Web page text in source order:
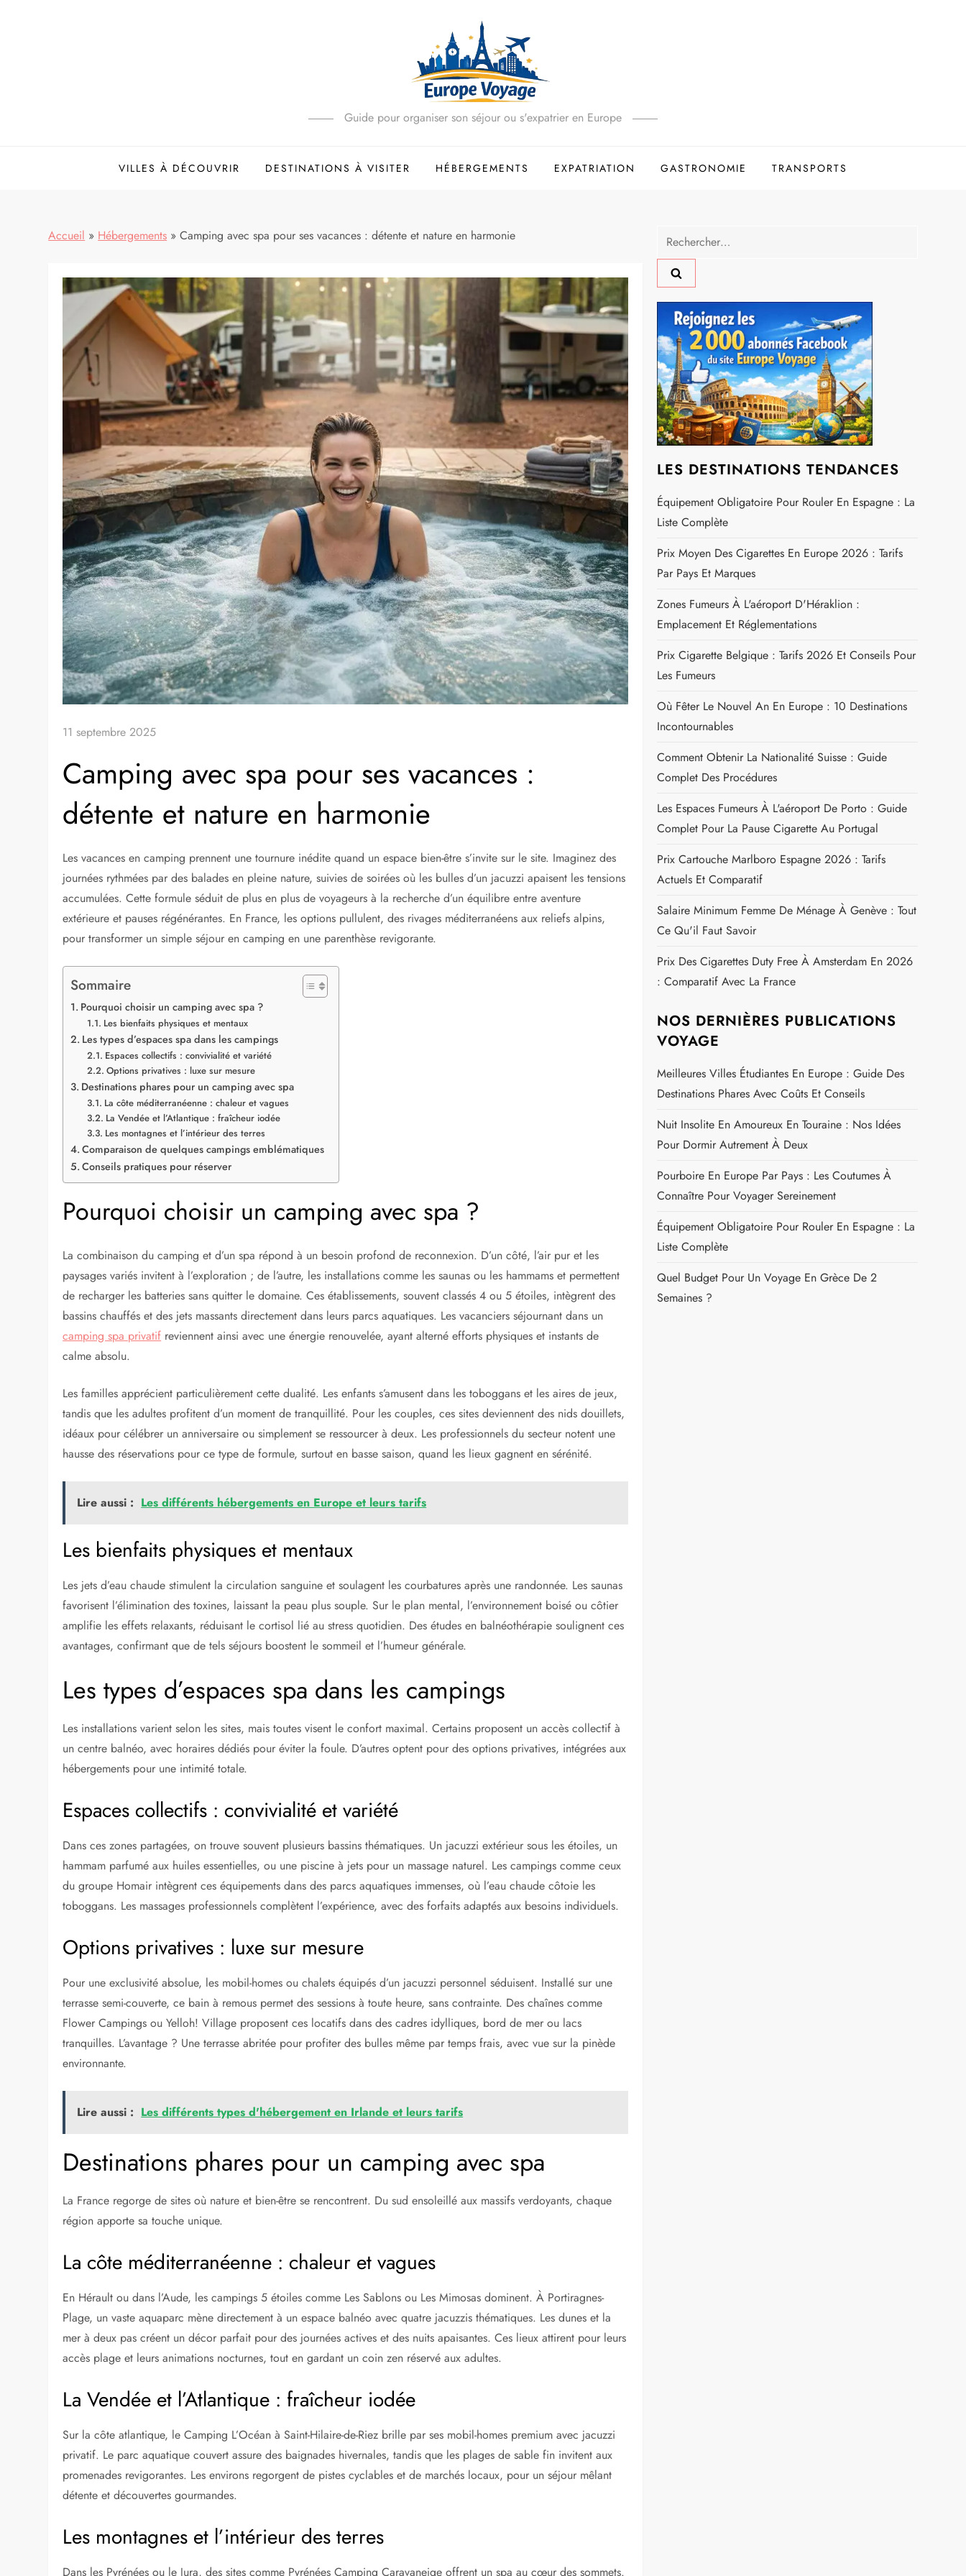
Guide pour organiser son séjour ou s'expatrier en Europe
VILLES À DÉCOUVRIR DESTINATIONS À VISITER HÉBERGEMENTS EXPATRIATION GASTRONOMIE TRANSPORTS
Accueil » Hébergements »Camping avec spa pour ses vacances : détente et nature en harmonie
11 septembre 2025
Camping avec spa pour ses vacances :
détente et nature en harmonie
Les vacances en camping prennent une tournure inédite quand un espace bien-être s’invite sur le site. Imaginez des
journées rythmées par des balades en pleine nature, suivies de soirées où les bulles d’un jacuzzi apaisent les tensions
accumulées. Cette formule séduit de plus en plus de voyageurs à la recherche d’un équilibre entre aventure
extérieure et pauses régénérantes. En France, les options pullulent, des rivages méditerranéens aux reliefs alpins,
pour transformer un simple séjour en camping en une parenthèse revigorante.
Sommaire
Pourquoi choisir un camping avec spa ?
Les bienfaits physiques et mentaux
Les types d’espaces spa dans les campings
Espaces collectifs : convivialité et variété
Options privatives : luxe sur mesure
Destinations phares pour un camping avec spa
La côte méditerranéenne : chaleur et vagues
La Vendée et l’Atlantique : fraîcheur iodée
Les montagnes et l’intérieur des terres
Comparaison de quelques campings emblématiques
Conseils pratiques pour réserver
Pourquoi choisir un camping avec spa ?
La combinaison du camping et d’un spa répond à un besoin profond de reconnexion. D’un côté, l’air pur et les
paysages variés invitent à l’exploration ; de l’autre, les installations comme les saunas ou les hammams et permettent
de recharger les batteries sans quitter le domaine. Ces établissements, souvent classés 4 ou 5 étoiles, intègrent des
bassins chauffés et des jets massants directement dans leurs parcs aquatiques. Les vacanciers séjournant dans un
camping spa privatif reviennent ainsi avec une énergie renouvelée, ayant alterné efforts physiques et instants de
calme absolu.
Les familles apprécient particulièrement cette dualité. Les enfants s’amusent dans les toboggans et les aires de jeux,
tandis que les adultes profitent d’un moment de tranquillité. Pour les couples, ces sites deviennent des nids douillets,
idéaux pour célébrer un anniversaire ou simplement se ressourcer à deux. Les professionnels du secteur notent une
hausse des réservations pour ce type de formule, surtout en basse saison, quand les lieux gagnent en sérénité.
Lire aussi : Les différents hébergements en Europe et leurs tarifs
Les bienfaits physiques et mentaux
Les jets d’eau chaude stimulent la circulation sanguine et soulagent les courbatures après une randonnée. Les saunas
favorisent l’élimination des toxines, laissant la peau plus souple. Sur le plan mental, l’environnement boisé ou côtier
amplifie les effets relaxants, réduisant le cortisol lié au stress quotidien. Des études en balnéothérapie soulignent ces
avantages, confirmant que de tels séjours boostent le sommeil et l’humeur générale.
Les types d’espaces spa dans les campings
Les installations varient selon les sites, mais toutes visent le confort maximal. Certains proposent un accès collectif à
un centre balnéo, avec horaires dédiés pour éviter la foule. D’autres optent pour des options privatives, intégrées aux
hébergements pour une intimité totale.
Espaces collectifs : convivialité et variété
Dans ces zones partagées, on trouve souvent plusieurs bassins thématiques. Un jacuzzi extérieur sous les étoiles, un
hammam parfumé aux huiles essentielles, ou une piscine à jets pour un massage naturel. Les campings comme ceux
du groupe Homair intègrent ces équipements dans des parcs aquatiques immenses, où l’eau chaude côtoie les
toboggans. Les massages professionnels complètent l’expérience, avec des forfaits adaptés aux besoins individuels.
Options privatives : luxe sur mesure
Pour une exclusivité absolue, les mobil-homes ou chalets équipés d’un jacuzzi personnel séduisent. Installé sur une
terrasse semi-couverte, ce bain à remous permet des sessions à toute heure, sans contrainte. Des chaînes comme
Flower Campings ou Yelloh! Village proposent ces locatifs dans des cadres idylliques, bord de mer ou lacs
tranquilles. L’avantage ? Une terrasse abritée pour profiter des bulles même par temps frais, avec vue sur la pinède
environnante.
Lire aussi : Les différents types d'hébergement en Irlande et leurs tarifs
Destinations phares pour un camping avec spa
La France regorge de sites où nature et bien-être se rencontrent. Du sud ensoleillé aux massifs verdoyants, chaque
région apporte sa touche unique.
La côte méditerranéenne : chaleur et vagues
En Hérault ou dans l’Aude, les campings 5 étoiles comme Les Sablons ou Les Mimosas dominent. À Portiragnes-
Plage, un vaste aquaparc mène directement à un espace balnéo avec quatre jacuzzis thématiques. Les dunes et la
mer à deux pas créent un décor parfait pour des journées actives et des nuits apaisantes. Ces lieux attirent pour leurs
accès plage et leurs animations nocturnes, tout en gardant un coin zen réservé aux adultes.
La Vendée et l’Atlantique : fraîcheur iodée
Sur la côte atlantique, le Camping L’Océan à Saint-Hilaire-de-Riez brille par ses mobil-homes premium avec jacuzzi
privatif. Le parc aquatique couvert assure des baignades hivernales, tandis que les plages de sable fin invitent aux
promenades revigorantes. Les environs regorgent de pistes cyclables et de marchés locaux, pour un séjour mêlant
détente et découvertes gourmandes.
Les montagnes et l’intérieur des terres
Dans les Pyrénées ou le Jura, des sites comme Pyrénées Camping Caravaneige offrent un spa au cœur des sommets.
Rechercher :
LES DESTINATIONS TENDANCES
Équipement Obligatoire Pour Rouler En Espagne : La
Liste Complète
Prix Moyen Des Cigarettes En Europe 2026 : Tarifs
Par Pays Et Marques
Zones Fumeurs À L'aéroport D'Héraklion :
Emplacement Et Réglementations
Prix Cigarette Belgique : Tarifs 2026 Et Conseils Pour
Les Fumeurs
Où Fêter Le Nouvel An En Europe : 10 Destinations
Incontournables
Comment Obtenir La Nationalité Suisse : Guide
Complet Des Procédures
Les Espaces Fumeurs À L'aéroport De Porto : Guide
Complet Pour La Pause Cigarette Au Portugal
Prix Cartouche Marlboro Espagne 2026 : Tarifs
Actuels Et Comparatif
Salaire Minimum Femme De Ménage À Genève : Tout
Ce Qu'il Faut Savoir
Prix Des Cigarettes Duty Free À Amsterdam En 2026
: Comparatif Avec La France
NOS DERNIÈRES PUBLICATIONS
VOYAGE
Meilleures Villes Étudiantes En Europe : Guide Des
Destinations Phares Avec Coûts Et Conseils
Nuit Insolite En Amoureux En Touraine : Nos Idées
Pour Dormir Autrement À Deux
Pourboire En Europe Par Pays : Les Coutumes À
Connaître Pour Voyager Sereinement
Équipement Obligatoire Pour Rouler En Espagne : La
Liste Complète
Quel Budget Pour Un Voyage En Grèce De 2
Semaines ?